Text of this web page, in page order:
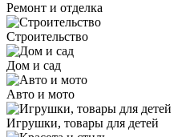
Ремонт и отделка
Строительство
Дом и сад
Авто и мото
Игрушки, товары для детей